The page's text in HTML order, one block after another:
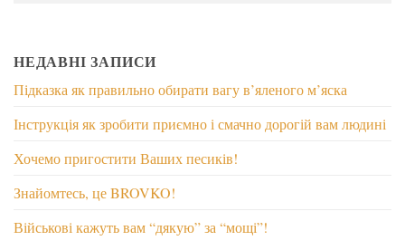
НЕДАВНІ ЗАПИСИ
Підказка як правильно обирати вагу в’яленого м’яска
Інструкція як зробити приємно і смачно дорогій вам людині
Хочемо пригостити Ваших песиків!
Знайомтесь, це BROVKO!
Військові кажуть вам “дякую” за “мощі”!